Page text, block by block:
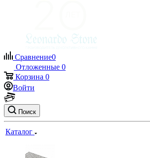
Сравнение0
Отложенные 0
Корзина 0
Войти
Поиск
Каталог